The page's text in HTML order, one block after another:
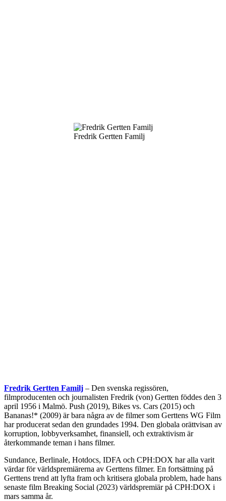
Fredrik Gertten Familj
Fredrik Gertten Familj – Den svenska regissören,
filmproducenten och journalisten Fredrik (von) Gertten föddes den 3
april 1956 i Malmö. Push (2019), Bikes vs. Cars (2015) och
Bananas!* (2009) är bara några av de filmer som Gerttens WG Film
har producerat sedan den grundades 1994. Den globala orättvisan av
korruption, lobbyverksamhet, finansiell, och extraktivism är
återkommande teman i hans filmer.
Sundance, Berlinale, Hotdocs, IDFA och CPH:DOX har alla varit
värdar för världspremiärerna av Gerttens filmer. En fortsättning på
Gerttens trend att lyfta fram och kritisera globala problem, hade hans
senaste film Breaking Social (2023) världspremiär på CPH:DOX i
mars samma år.